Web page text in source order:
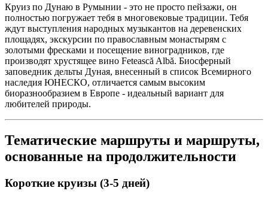
Круиз по Дунаю в Румынии - это не просто пейзажи, он
полностью погружает тебя в многовековые традиции. Тебя
ждут выступления народных музыкантов на деревенских
площадях, экскурсии по православным монастырям с
золотыми фресками и посещение виноградников, где
производят хрустящее вино Fetească Albă. Биосферный
заповедник дельты Дуная, внесенный в список Всемирного
наследия ЮНЕСКО, отличается самым высоким
биоразнообразием в Европе - идеальный вариант для
любителей природы.
Тематические маршруты и маршруты,
основанные на продолжительности
Короткие круизы (3-5 дней)